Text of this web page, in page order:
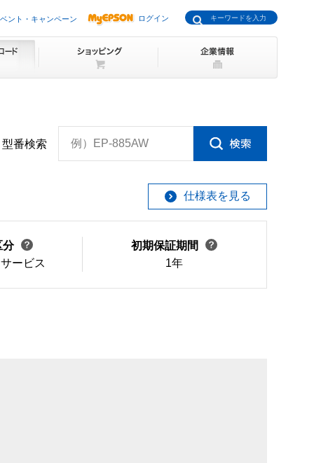
ント・キャンペーン ログイン
型番検索 例）EP-885AW
仕様表を見る
分
ービス
初期保証期間
1年